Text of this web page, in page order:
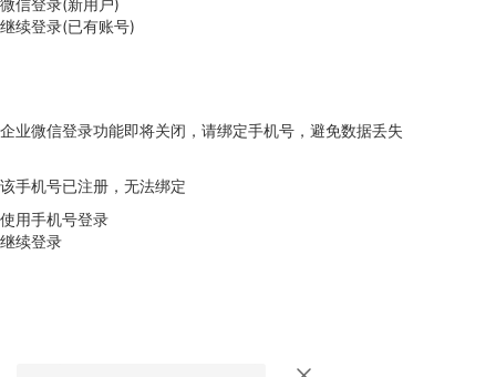
微信登录(新用户)
继续登录(已有账号)
企业微信登录功能即将关闭，请绑定手机号，避免数据丢失
该手机号已注册，无法绑定
使用手机号登录
继续登录